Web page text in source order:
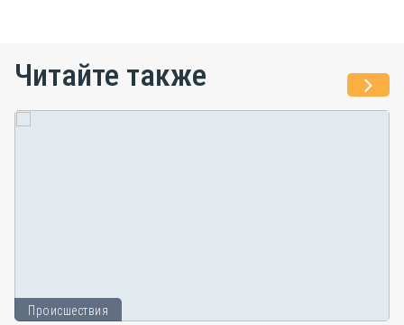
Читайте также
Происшествия